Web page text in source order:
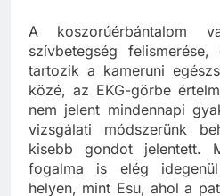
A koszorúérbántalom
szívbetegség felismerése,
tartozik a kameruni
közé, az EKG-görbe
nem jelent mindennapi
vizsgálati módszerünk
kisebb gondot jelentett.
fogalma is elég